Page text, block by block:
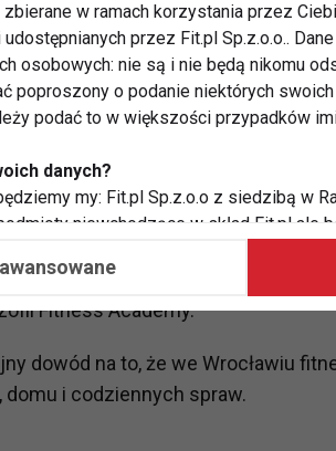
otwarte zostanąkolejne kluby
Academy, które zadebiutuje 15
na potrzeby mieszkańców,
lokalizacjach. Wszystko w duchu
Fitness Academy.
dowód na to, że we Wrocławiu
i codziennych spraw.
w ramach korzystania przez
przez Fit.pl Sp.z.o.o..
osobowych: nie są i nie będą nikomu
poproszony o podanie niektórych
podać to w większości przypadków
danych?
my: Fit.pl Sp.z.o.o z siedzibą w
niewchodzące w skład Fit.pl ale
w tym tematykę ukazujących się tam